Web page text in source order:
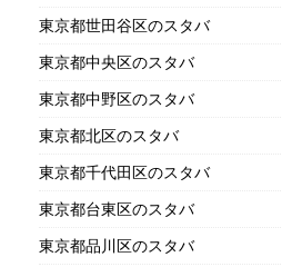
東京都世田谷区のスタバ
東京都中央区のスタバ
東京都中野区のスタバ
東京都北区のスタバ
東京都千代田区のスタバ
東京都台東区のスタバ
東京都品川区のスタバ